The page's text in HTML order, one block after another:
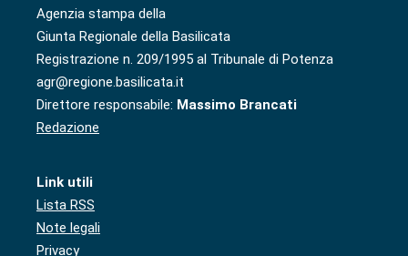
Agenzia stampa della
Giunta Regionale della Basilicata
Registrazione n. 209/1995 al Tribunale di Potenza
agr@regione.basilicata.it
Direttore responsabile: Massimo Brancati
Redazione
Link utili
Lista RSS
Note legali
Privacy